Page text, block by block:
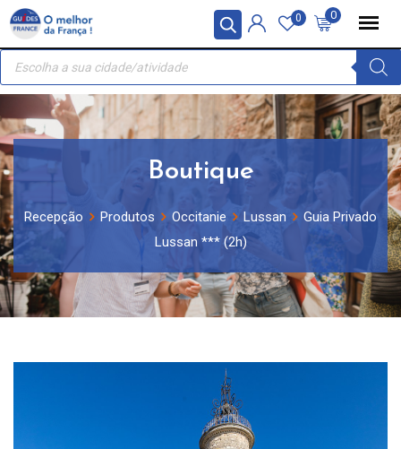
Painel de Gerenciamento de Cookies
Skip
content
0
0
Recherche
produits
Boutique
Recepção Produtos Occitanie Lussan
Guia Privado
Lussan *** (2h)